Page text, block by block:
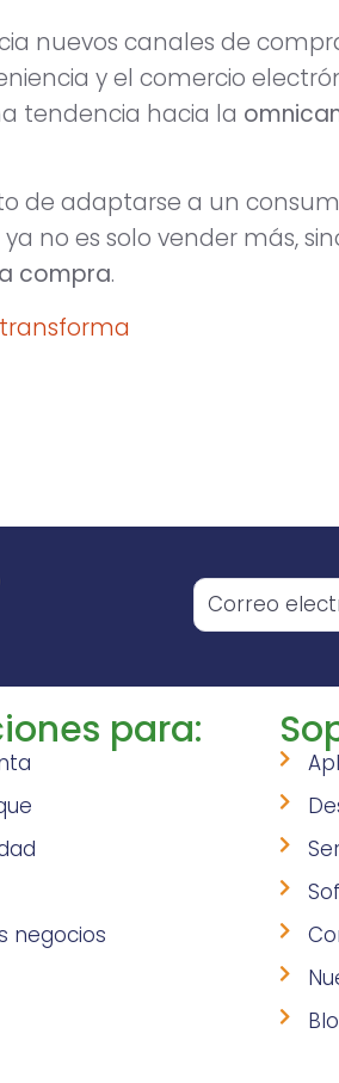
nuevos canales de
y el comercio
tendencia hacia la
de adaptarse a un
no es solo vender más,
compra.
para:
negocios